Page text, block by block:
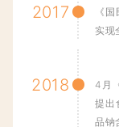
2017
《
实现
2018
4月
提出
品钠